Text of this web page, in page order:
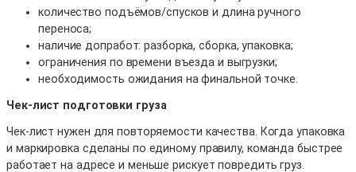
количество подъёмов/спусков и длина ручного
переноса;
наличие допработ: разборка, сборка, упаковка;
ограничения по времени въезда и выгрузки;
необходимость ожидания на финальной точке.
Чек-лист подготовки груза
Чек-лист нужен для повторяемости качества. Когда упаковка
и маркировка сделаны по единому правилу, команда быстрее
работает на адресе и меньше рискует повредить груз.